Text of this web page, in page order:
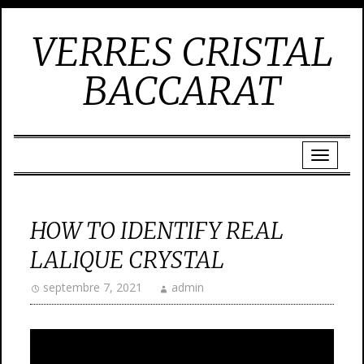
VERRES CRISTAL
BACCARAT
HOW TO IDENTIFY REAL
LALIQUE CRYSTAL
septembre 7, 2021 admin